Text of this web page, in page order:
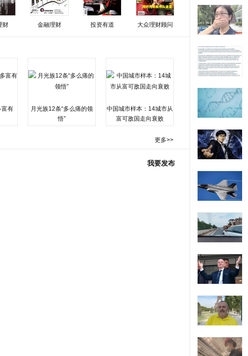
财 金融理财 投资有道 大众理财顾问
富有
月光族12条“多么痛的领
悟”
中国城市样本：14城市从
富可敌国走向衰败
更多>>
我要发布